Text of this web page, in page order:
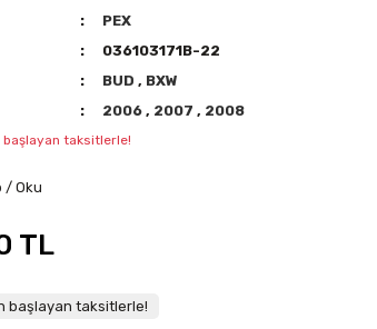
PEX
036103171B-22
BUD, BXW
2006, 2007, 2008
başlayan taksitlerle!
/ Oku
TL
başlayan taksitlerle!